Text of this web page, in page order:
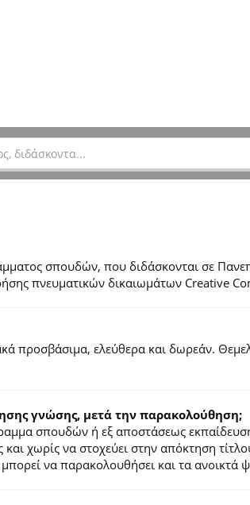
σπουδών, που διδάσκονται σε
πνευματικών δικαιωμάτων Creative
προσβάσιμα, ελεύθερα και δωρεάν.
γνώσης, μετά την παρακολούθηση;
σπουδών ή εξ αποστάσεως
και χωρίς να στοχεύει στην απόκτηση
να παρακολουθήσει και τα